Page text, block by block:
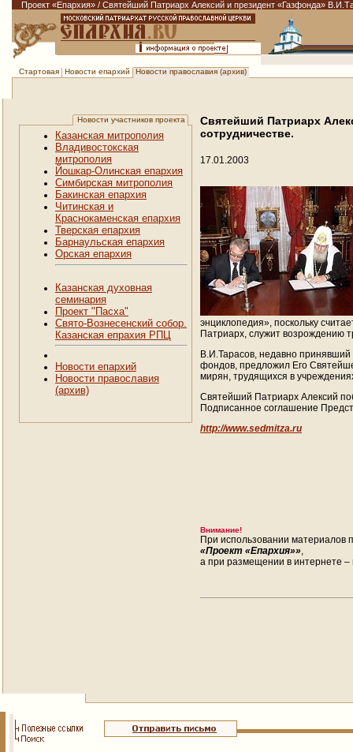
Проект «Епархия» / Святейший Патриарх Алексий и президент «Газфонда»
Стартовая Новости епархий Новости православия (архив)
Новости участников проекта
Казанская митрополия
Владивостокская
митрополия
Йошкар-Олинская епархия
Симбирская митрополия
Бакинская епархия
Читинская и
Краснокаменская епархия
Тверская епархия
Барнаульская епархия
Орская епархия
Казанская духовная
семинария
Проект "Пасха"
Свято-Вознесенский собор.
Казанская епрахия РПЦ
Новости епархий
Новости православия
(архив)
Святейший Патриарх
сотрудничестве.
17.01.2003
энциклопедия», поскольку
Патриарх, служит возрождению
В.И.Тарасов, недавно принявший
фондов, предложил Его
мирян, трудящихся в
Святейший Патриарх Алексий
Подписанное соглашение
http://www.sedmitza.ru
Внимание!
При использовании материалов
«Проект «Епархия»»
а при размещении в интернете